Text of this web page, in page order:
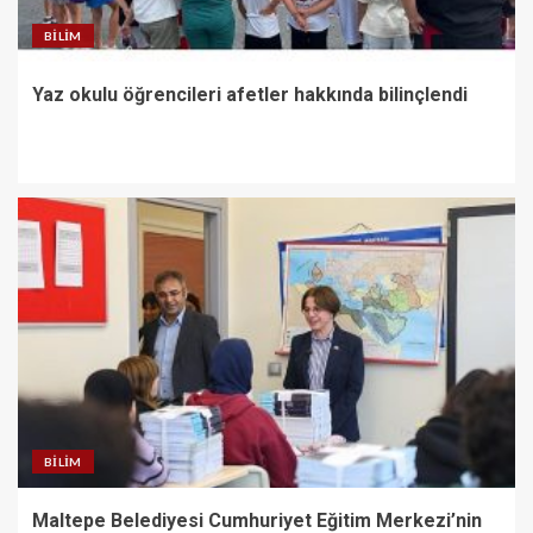
BILIM
Yaz okulu öğrencileri afetler hakkında bilinçlendi
BILIM
Maltepe Belediyesi Cumhuriyet Eğitim Merkezi’nin